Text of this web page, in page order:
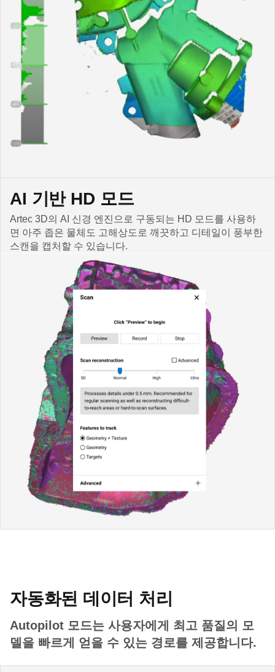
AI 기반 HD 모드
Artec 3D의 AI 신경 엔진으로 구동되는 HD 모드를 사용하
면 아주 좁은 물체도 고해상도로 깨끗하고 디테일이 풍부한
스캔을 캡처할 수 있습니다.
자동화된 데이터 처리
Autopilot 모드는 사용자에게 최고 품질의 모
델을 빠르게 얻을 수 있는 경로를 제공합니다.